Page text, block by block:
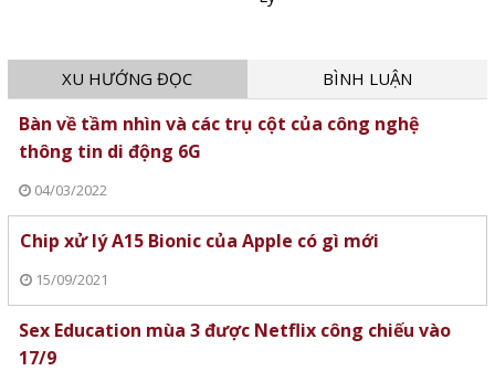
XU HƯỚNG ĐỌC BÌNH LUẬN
Bàn về tầm nhìn và các trụ cột của công nghệ
thông tin di động 6G
04/03/2022
Chip xử lý A15 Bionic của Apple có gì mới
15/09/2021
Sex Education mùa 3 được Netflix công chiếu vào
17/9